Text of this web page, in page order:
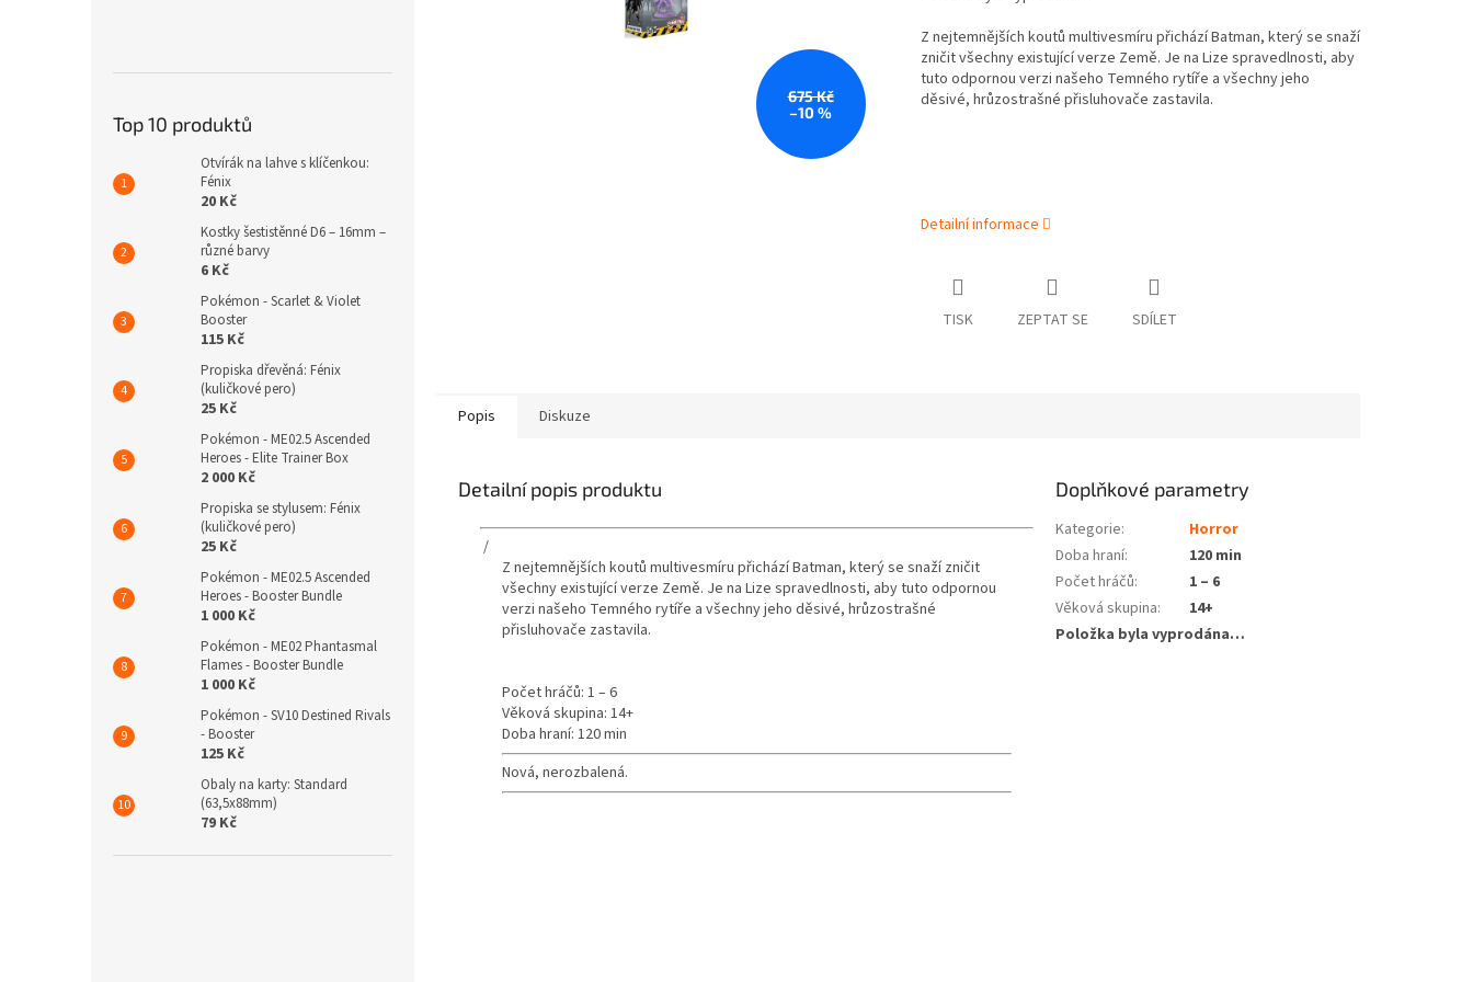
Top 10 produktů
Otvírák na lahve s klíčenkou:
Fénix
20 Kč
Kostky šestistěnné D6 – 16mm –
různé barvy
6 Kč
Pokémon - Scarlet & Violet
Booster
115 Kč
Propiska dřevěná: Fénix
(kuličkové pero)
25 Kč
Pokémon - ME02.5 Ascended
Heroes - Elite Trainer Box
2 000 Kč
Propiska se stylusem: Fénix
(kuličkové pero)
25 Kč
Pokémon - ME02.5 Ascended
Heroes - Booster Bundle
1 000 Kč
Pokémon - ME02 Phantasmal
Flames - Booster Bundle
1 000 Kč
Pokémon - SV10 Destined Rivals
- Booster
125 Kč
Obaly na karty: Standard
(63,5x88mm)
79 Kč
675 Kč
–10 %
Z nejtemnějších koutů multivesmíru přichází Batman, který se snaží
zničit všechny existující verze Země. Je na Lize spravedlnosti, aby
tuto odpornou verzi našeho Temného rytíře a všechny jeho
děsivé, hrůzostrašné přisluhovače zastavila.
Detailní informace
TISK ZEPTAT SE SDÍLET
Popis Diskuze
Detailní popis produktu
/
Z nejtemnějších koutů multivesmíru přichází Batman, který se snaží zničit
všechny existující verze Země. Je na Lize spravedlnosti, aby tuto odpornou
verzi našeho Temného rytíře a všechny jeho děsivé, hrůzostrašné
přisluhovače zastavila.
Počet hráčů: 1 – 6
Věková skupina: 14+
Doba hraní: 120 min
Nová, nerozbalená.
Doplňkové parametry
Kategorie:
Horror
Doba hraní:
120 min
Počet hráčů:
1 – 6
Věková skupina:
14+
Položka byla vyprodána…